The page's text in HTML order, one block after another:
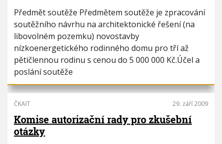
Předmět soutěže Předmětem soutěže je zpracování
soutěžního návrhu na architektonické řešení (na
libovolném pozemku) novostavby
nízkoenergetického rodinného domu pro tří až
pětičlennou rodinu s cenou do 5 000 000 Kč.Účel a
poslání soutěže
ČKAIT 29. září 2009
Komise autorizační rady pro zkušební
otázky